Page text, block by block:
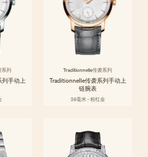
列
列手动上
Traditionnelle传袭系列
Traditionnelle传袭系列手动上
链腕表
38毫米 - 粉红金